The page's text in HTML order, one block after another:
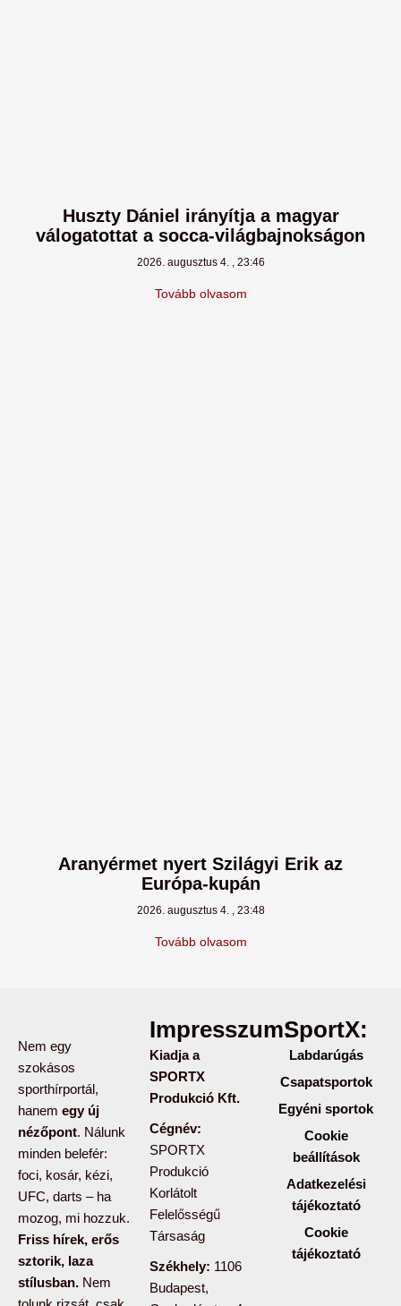
Huszty Dániel irányítja a magyar
válogatottat a socca-világbajnokságon
2026. augusztus 4. 23:46
Tovább olvasom
Aranyérmet nyert Szilágyi Erik az
Európa-kupán
2026. augusztus 4. 23:48
Tovább olvasom
Nem egy
szokásos
sporthírportál,
hanem egy új
nézőpont. Nálunk
minden belefér:
foci, kosár, kézi,
UFC, darts – ha
mozog, mi hozzuk.
Friss hírek, erős
sztorik, laza
stílusban. Nem
Impresszum:
Kiadja a
SPORTX
Produkció Kft.
Cégnév:
SPORTX
Produkció
Korlátolt
Felelősségű
Társaság
Székhely: 1106
Budapest,
SportX:
Labdarúgás
Csapatsportok
Egyéni sportok
Cookie
beállítások
Adatkezelési
tájékoztató
Cookie
tájékoztató